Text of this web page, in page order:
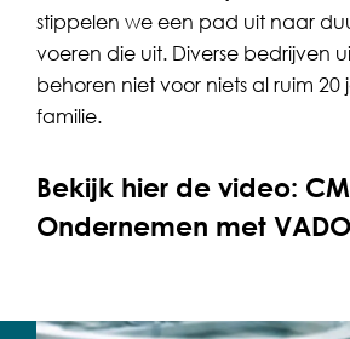
stippelen we een pad uit naar
voeren die uit. Diverse bedrijven
behoren niet voor niets al ruim
familie.
Bekijk hier de video:
Ondernemen met